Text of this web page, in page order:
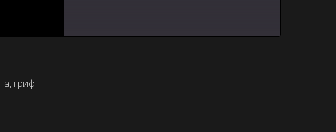
гриф.